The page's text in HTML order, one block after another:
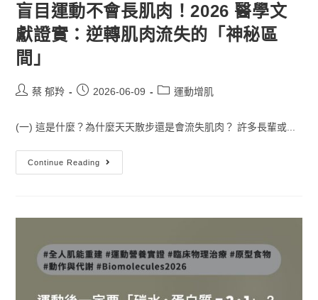
盲目運動不會長肌肉！2026 醫學文
獻證實：逆轉肌肉流失的「神秘區
間」
蔡 郁羚 2026-06-09 運動增肌
(一) 這是什麼？為什麼天天散步還是會流失肌肉？ 許多長輩或...
Continue Reading